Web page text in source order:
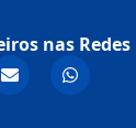
nas Redes